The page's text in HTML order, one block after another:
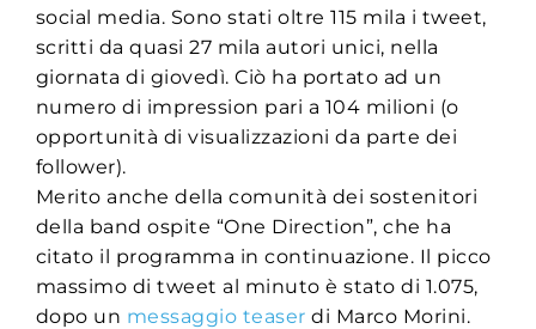
social media. Sono stati oltre 115 mila i tweet,
scritti da quasi 27 mila autori unici, nella
giornata di giovedì. Ciò ha portato ad un
numero di impression pari a 104 milioni (o
opportunità di visualizzazioni da parte dei
follower).
Merito anche della comunità dei sostenitori
della band ospite “One Direction”, che ha
citato il programma in continuazione. Il picco
massimo di tweet al minuto è stato di 1.075,
dopo un messaggio teaser di Marco Morini.